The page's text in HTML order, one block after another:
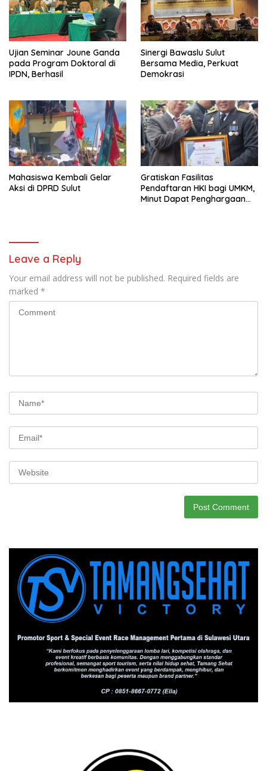
Ujian Seminar Joune Ganda
pada Program Doktoral di
IPDN, Berhasil
Sinergi Bawaslu Sulut
Bersama Media, Perkuat
Demokrasi
Mahasiswa Kembali Gelar
Aksi di DPRD Sulut
Gratiskan Fasilitas
Pendaftaran HKI bagi UMKM,
Minut Dapat Penghargaan
Leave a Reply
Your email address will not be published. Required fields are
marked *